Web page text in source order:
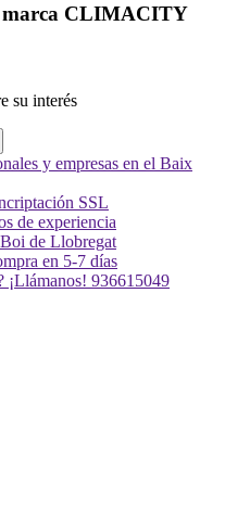
marca CLIMACITY
su interés
y empresas en el Baix
SSL
de experiencia
de Llobregat
en 5-7 días
¡Llámanos! 936615049